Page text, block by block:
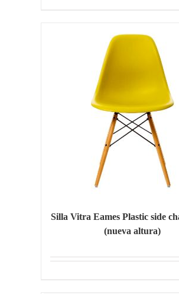
Silla Vitra Eames Plastic side
(nueva altura)